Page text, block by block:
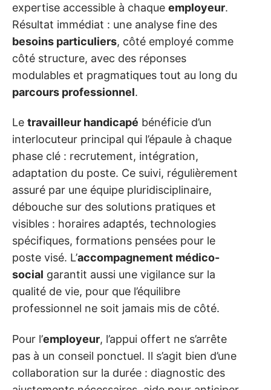
expertise accessible à chaque employeur.
Résultat immédiat : une analyse fine des
besoins particuliers, côté employé comme
côté structure, avec des réponses
modulables et pragmatiques tout au long du
parcours professionnel.
Le travailleur handicapé bénéficie d’un
interlocuteur principal qui l’épaule à chaque
phase clé : recrutement, intégration,
adaptation du poste. Ce suivi, régulièrement
assuré par une équipe pluridisciplinaire,
débouche sur des solutions pratiques et
visibles : horaires adaptés, technologies
spécifiques, formations pensées pour le
poste visé. L’accompagnement médico-
social garantit aussi une vigilance sur la
qualité de vie, pour que l’équilibre
professionnel ne soit jamais mis de côté.
Pour l’employeur, l’appui offert ne s’arrête
pas à un conseil ponctuel. Il s’agit bien d’une
collaboration sur la durée : diagnostic des